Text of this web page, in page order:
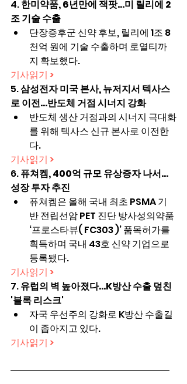
4. 한미약품, 6년만에 잭팟…미 릴리에 2
조 기술 수출
단장증후군 신약 후보, 릴리에 1조 8
천억 원에 기술 수출하며 로열티까
지 확보했다.
기사읽기 >
5. 삼성전자 미국 본사, 뉴저지서 텍사스
로 이전...반도체 거점 시너지 강화
반도체 생산 거점과의 시너지 극대화
를 위해 텍사스 신규 본사로 이전한
다.
기사읽기 >
6. 퓨쳐켐, 400억 규모 유상증자 나서…
성장 투자 추진
퓨쳐켐은 올해 국내 최초 PSMA 기
반 전립선암 PET 진단 방사성의약품
‘프로스타뷰( FC303 )’ 품목허가를
획득하며 국내 43호 신약 기업으로
등록됐다.
기사읽기 >
7. 유럽의 벽 높아졌다…K방산 수출 덮친
'블록 리스크'
자국 우선주의 강화로 K방산 수출길
이 좁아지고 있다.
기사읽기 >
━━━━━━━━━━━━━━━━━